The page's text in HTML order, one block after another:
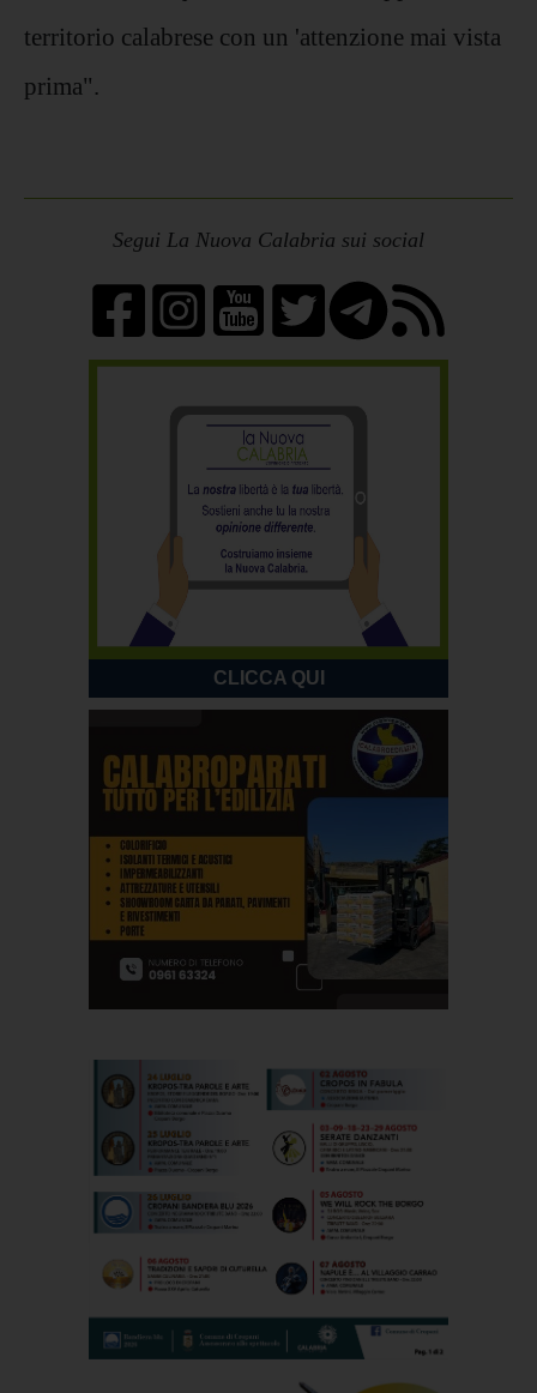
territorio calabrese con un 'attenzione mai vista
prima".
Segui La Nuova Calabria sui social
CLICCA QUI